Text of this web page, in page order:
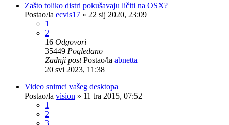
Zašto toliko distri pokušavaju ličiti na OSX?
Postao/la ecvis17 » 22 sij 2020, 23:09
1
2
16 Odgovori
35449 Pogledano
Zadnji postPostao/la abnetta
20 svi 2023, 11:38
Video snimci vašeg desktopa
Postao/la vision » 11 tra 2015, 07:52
1
2
3